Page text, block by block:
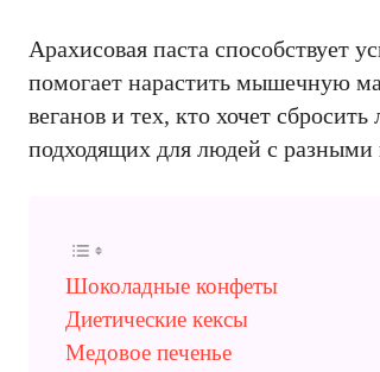
Арахисовая паста способствует
помогает нарастить мышечную
веганов и тех, кто хочет
подходящих для людей с
Шоколадные конфеты
Диетические кексы
Медовое печенье